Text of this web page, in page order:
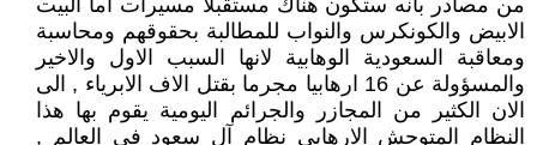
من مصادر بانه ستكون هناك مستقبلا مسيرات اما البيت
الابيض والكونكرس والنواب للمطالبة بحقوقهم ومحاسبة
ومعاقبة السعودية الوهابية لانها السبب الاول والاخير
والمسؤولة عن 16 ارهابيا مجرما بقتل الاف الابرياء , الى
الان الكثير من المجازر والجرائم اليومية يقوم بها هذا
النظام المتوحش الارهابي نظام آل سعود في العالم ,